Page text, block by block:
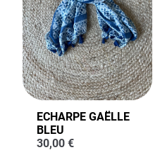
ECHARPE GAËLLE
BLEU
30,00 €